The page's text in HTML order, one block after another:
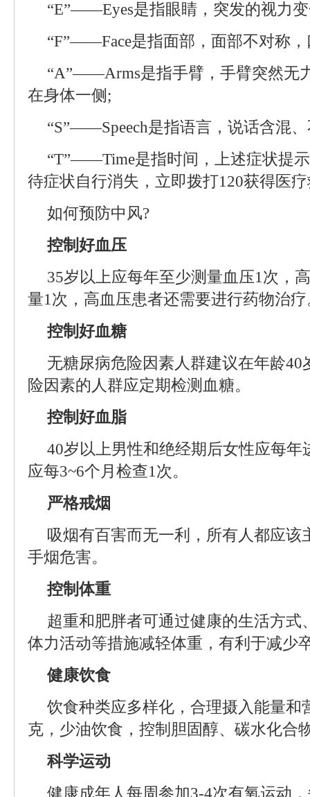
“E”——Eyes是指眼睛，突发的视力
“F”——Face是指面部，面部不对称
“A”——Arms是指手臂，手臂突然无
在身体一侧;
“S”——Speech是指语言，说话含混
“T”——Time是指时间，上述症状提
待症状自行消失，立即拨打120获得医
如何预防中风?
控制好血压
35岁以上应每年至少测量血压1次，
量1次，高血压患者还需要进行药物治疗
控制好血糖
无糖尿病危险因素人群建议在年龄
险因素的人群应定期检测血糖。
控制好血脂
40岁以上男性和绝经期后女性应每年
应每3~6个月检查1次。
严格戒烟
吸烟有百害而无一利，所有人都应该
手烟危害。
控制体重
超重和肥胖者可通过健康的生活方式
体力活动等措施减轻体重，有利于减少
健康饮食
饮食种类应多样化，合理摄入能量和
克，少油饮食，控制胆固醇、碳水化合
科学运动
健康成年人每周参加3-4次有氧运动